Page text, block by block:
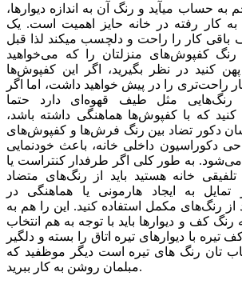
به حساب می­آید و رنگ آن به اندازه دیوارها،
به کار رفته در خانه حایز اهمیت است. یک
باقی کار را راحت و دلچسب می­کند لذا قبل
کفپوش‌های منزلتان را که می‌خواهید
کنید در نظر بگیرید، اگر این کفپوش‌ها
راحت‌تری را در پیش خواهید داشت، اما اگر
رنگ‌هایی مثل طیف قهوه‌ای دارد حتما
که با کفپوش‌ها هماهنگی داشته باشد،
دکور تضاد بین رنگ فرش‌ها و کفپوش‌های
دکوراسیون داخلی خانه، باعث خودنمایی
به طور کلی اگر طرفدار کنتراست یا
خانه هستید باید از رنگ‌های متضاد
تمایل به ایجاد هارمونی یا هماهنگی در
از رنگ‌های مکمل استفاده کنید. این را هم به
کف و دیوارها باید با توجه به هم انتخاب
تیره با دیوارهای تیره اتاق را بسته و دلگیر
تان رنگ های تیره است دیگر موظفید که
مبلمان روشن به کار ببرید.